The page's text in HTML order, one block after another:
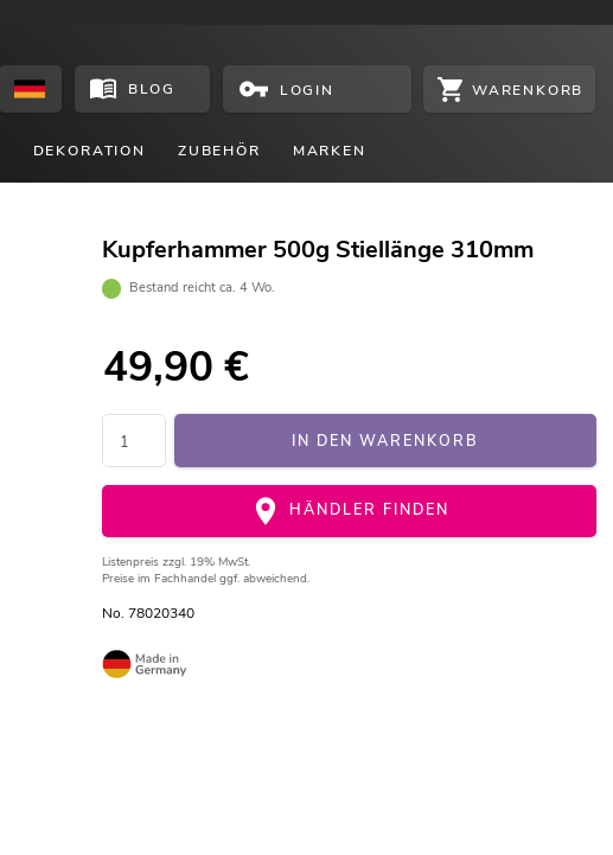
BLOG LOGIN WARENKORB
DEKORATION ZUBEHÖR MARKEN
Kupferhammer 500g Stiellänge 310mm
Bestand reicht ca. 4 Wo.
49,90 €
IN DEN WARENKORB
HÄNDLER FINDEN
Listenpreis zzgl. 19% MwSt.
Preise im Fachhandel ggf. abweichend.
No. 78020340